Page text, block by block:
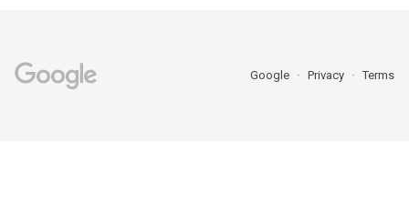
Google Privacy Terms